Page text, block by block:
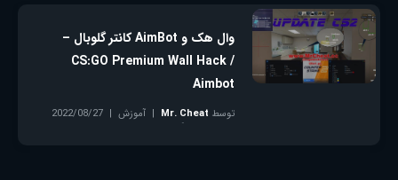
وال هک و AimBot کانتر گلوبال –
CS:GO Premium Wall Hack /
Aimbot
توسط Mr. Cheat آموزش
2022/08/27
بدون دیدگاه